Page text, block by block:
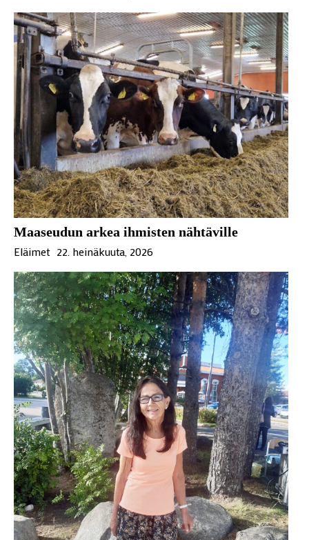
Maaseudun arkea ihmisten nähtäville
Eläimet 22. heinäkuuta, 2026